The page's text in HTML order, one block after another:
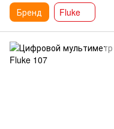
Бренд Fluke